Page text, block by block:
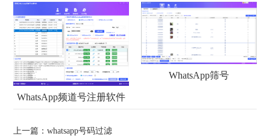
WhatsApp频道号注册软件
WhatsApp筛号
上一篇：whatsapp号码过滤